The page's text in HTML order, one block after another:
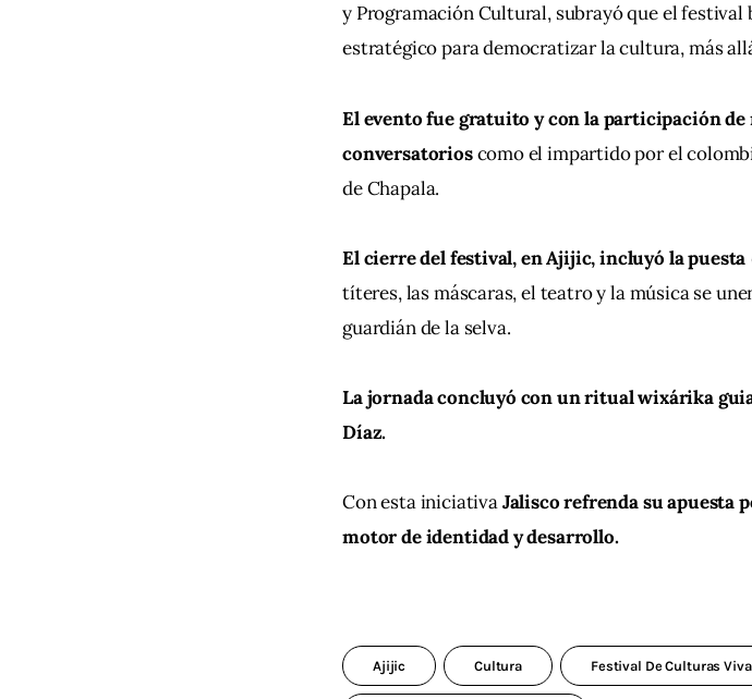
y Programación Cultural, subrayó que el
estratégico para democratizar la cultura, más
El evento fue gratuito y con la participación de
conversatorios como el impartido por el
de Chapala.
El cierre del festival, en Ajijic, incluyó la puesta
títeres, las máscaras, el teatro y la música se
guardián de la selva.
La jornada concluyó con un ritual wixárika
Díaz.
Con esta iniciativa Jalisco refrenda su apuesta
motor de identidad y desarrollo.
Ajijic Cultura Festival De Culturas